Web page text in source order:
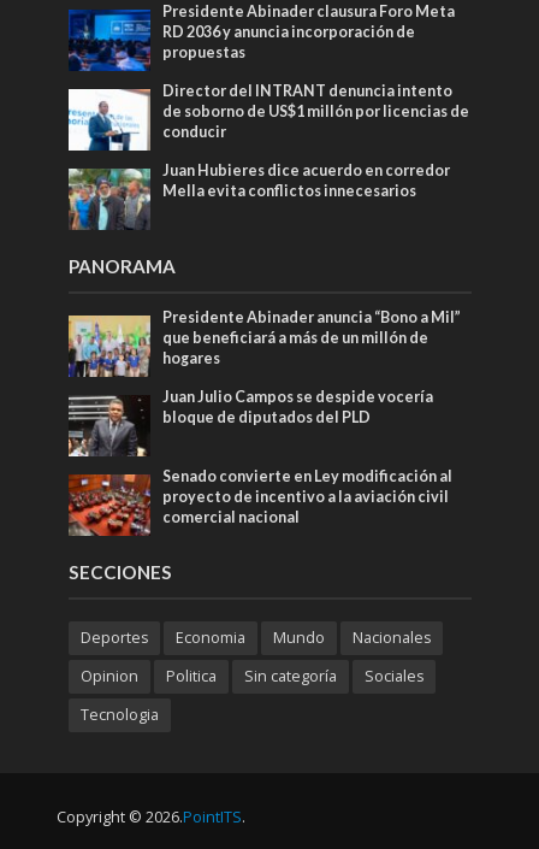
Presidente Abinader clausura Foro Meta
RD 2036 y anuncia incorporación de
propuestas
Director del INTRANT denuncia intento
de soborno de US$1 millón por licencias de
conducir
Juan Hubieres dice acuerdo en corredor
Mella evita conflictos innecesarios
PANORAMA
Presidente Abinader anuncia “Bono a Mil”
que beneficiará a más de un millón de
hogares
Juan Julio Campos se despide vocería
bloque de diputados del PLD
Senado convierte en Ley modificación al
proyecto de incentivo a la aviación civil
comercial nacional
SECCIONES
Deportes Economia Mundo
Nacionales
Opinion
Politica Sin categoría
Sociales
Tecnologia
Copyright © 2026.PointITS.